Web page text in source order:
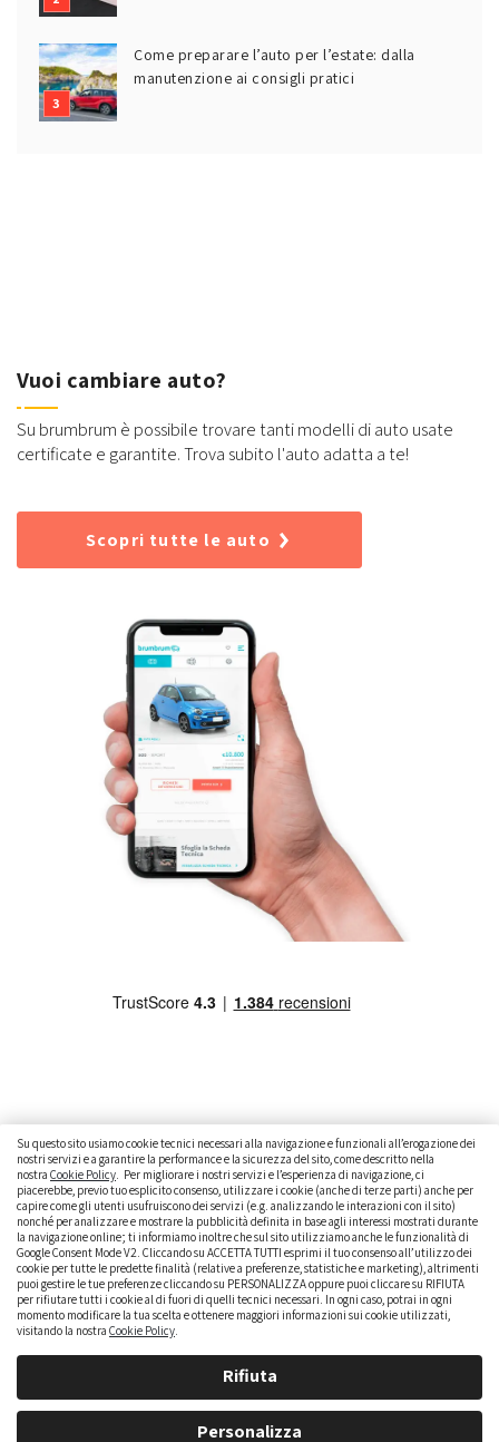
Su questo sito usiamo cookie tecnici necessari alla navigazione e funzionali all’erogazione dei
nostri servizi e a garantire la performance e la sicurezza del sito, come descritto nella
nostra Cookie Policy. Per migliorare i nostri servizi e l’esperienza di navigazione, ci
piacerebbe, previo tuo esplicito consenso, utilizzare i cookie (anche di terze parti) anche per
capire come gli utenti usufruiscono dei servizi (e.g. analizzando le interazioni con il sito)
nonché per analizzare e mostrare la pubblicità definita in base agli interessi mostrati durante
la navigazione online; ti informiamo inoltre che sul sito utilizziamo anche le funzionalità di
Google Consent Mode V2. Cliccando su ACCETTA TUTTI esprimi il tuo consenso all’utilizzo dei
cookie per tutte le predette finalità (relative a preferenze, statistiche e marketing), altrimenti
puoi gestire le tue preferenze cliccando su PERSONALIZZA oppure puoi cliccare su RIFIUTA
per rifiutare tutti i cookie al di fuori di quelli tecnici necessari. In ogni caso, potrai in ogni
momento modificare la tua scelta e ottenere maggiori informazioni sui cookie utilizzati,
visitando la nostra Cookie Policy.
Rifiuta
Personalizza
Come preparare l’auto per l’estate: dalla
manutenzione ai consigli pratici
Vuoi cambiare auto?
Su brumbrum è possibile trovare tanti modelli di auto usate
certificate e garantite. Trova subito l'auto adatta a te!
Scopri tutte le auto
CAMBIARE AUTO
GUIDA ALL’ACQUISTO
GUIDE PRATICHE
CURIOSITÀ
DATI ALLA MANO
DICE LA LEGGE
PARLIAMO DI NOI